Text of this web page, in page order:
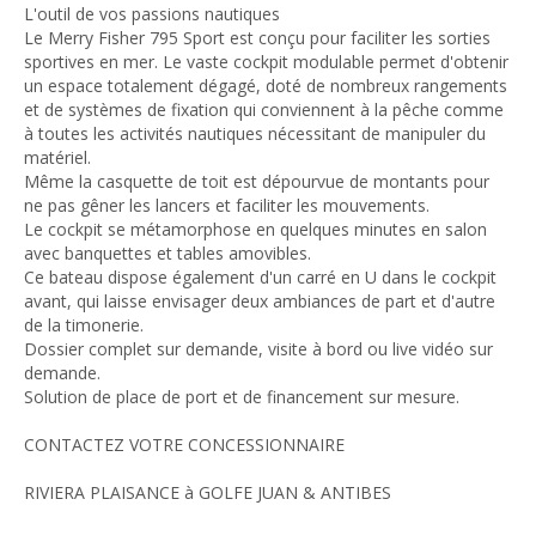
L'outil de vos passions nautiques
Le Merry Fisher 795 Sport est conçu pour faciliter les sorties
sportives en mer. Le vaste cockpit modulable permet d'obtenir
un espace totalement dégagé, doté de nombreux rangements
et de systèmes de fixation qui conviennent à la pêche comme
à toutes les activités nautiques nécessitant de manipuler du
matériel.
Même la casquette de toit est dépourvue de montants pour
ne pas gêner les lancers et faciliter les mouvements.
Le cockpit se métamorphose en quelques minutes en salon
avec banquettes et tables amovibles.
Ce bateau dispose également d'un carré en U dans le cockpit
avant, qui laisse envisager deux ambiances de part et d'autre
de la timonerie.
Dossier complet sur demande, visite à bord ou live vidéo sur
demande.
Solution de place de port et de financement sur mesure.
CONTACTEZ VOTRE CONCESSIONNAIRE
RIVIERA PLAISANCE à GOLFE JUAN & ANTIBES